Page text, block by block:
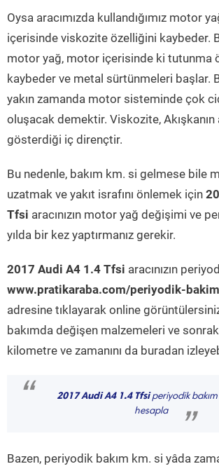
Oysa aracımızda kullandığımız motor
içerisinde viskozite özelliğini kaybeder.
motor yağ, motor içerisinde ki tutunma
kaybeder ve metal sürtünmeleri başlar.
yakın zamanda motor sisteminde çok
oluşacak demektir. Viskozite, Akışkanın
gösterdiği iç dirençtir.
Bu nedenle, bakım km. si gelmese bile
uzatmak ve yakıt israfını önlemek için
Tfsi aracınızın motor yağ değişimi ve
yılda bir kez yaptırmanız gerekir.
2017 Audi A4 1.4 Tfsi aracınızın
www.pratikaraba.com/periyodik-
adresine tıklayarak online
bakımda değişen malzemeleri ve
kilometre ve zamanını da buradan
“ 2017 Audi A4 1.4 Tfsiperiyodik bakım
hesapla
”
Bazen, periyodik bakım km. si yâda